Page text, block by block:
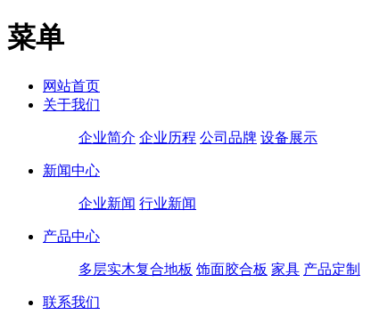
菜单
网站首页
关于我们
企业简介 企业历程 公司品牌 设备展示
新闻中心
企业新闻 行业新闻
产品中心
多层实木复合地板 饰面胶合板 家具 产品定制
联系我们